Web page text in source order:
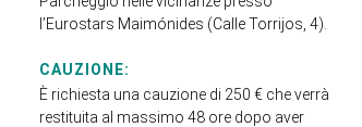
l’Eurostars Maimónides (Calle Torrijos, 4).
CAUZIONE:
È richiesta una cauzione di 250 € che verrà
restituita al massimo 48 ore dopo aver